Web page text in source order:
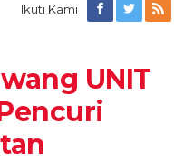
Ikuti Kami
UNIT